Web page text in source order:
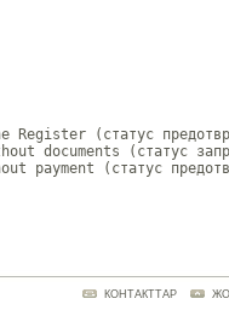
(статус
documents (статус
payment (статус
КОНТАКТТАР